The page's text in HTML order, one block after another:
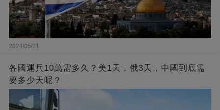
2024/05/21
各國運兵10萬需多久？美1天，俄3天，中國到底需
要多少天呢？